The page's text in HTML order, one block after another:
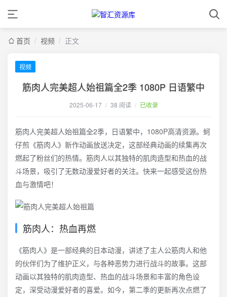
首页 / 视频 / 正文
视频
筋肉人完美超人始祖篇全2季 1080P 日语繁中
2025-06-17 / 38 阅读 / 已收录
筋肉人完美超人始祖篇全2季，日语繁中，1080P高清资源。蚵
仔煎《筋肉人》新作动画放送决定，这部经典动画的续集再次
燃起了粉丝们的热情。筋肉人以其独特的肌肉造型和热血的战
斗场景，吸引了无数动漫爱好者的关注。快来一起感受这份热
血与激情吧！
筋肉人：热血再燃
《筋肉人》是一部经典的日本动漫，讲述了主人公筋肉人和他
的伙伴们为了维护正义，与各种恶势力进行战斗的故事。这部
动画以其独特的肌肉造型、热血的战斗场景和丰富的角色设
定，深受动漫爱好者的喜爱。如今，第二季的更新再次点燃了